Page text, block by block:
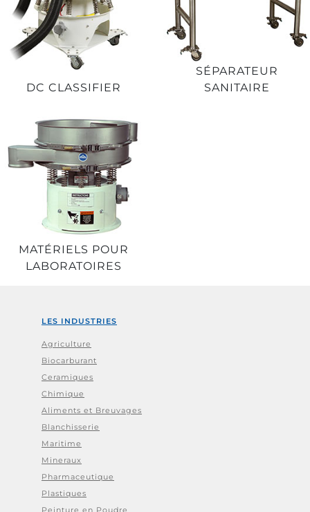
DC CLASSIFIER
SÉPARATEUR
SANITAIRE
MATÉRIELS POUR
LABORATOIRES
LES INDUSTRIES
Agriculture
Biocarburant
Ceramiques
Chimique
Aliments et Breuvages
Blanchisserie
Maritime
Mineraux
Pharmaceutique
Plastiques